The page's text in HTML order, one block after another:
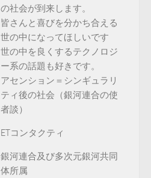
の社会が到来します。
皆さんと喜びを分かち合える
世の中になってほしいです
世の中を良くするテクノロジ
ー系の話題も好きです。
アセンション＝シンギュラリ
ティ後の社会（銀河連合の使
者談）
ETコンタクティ
銀河連合及び多次元銀河共同
体所属